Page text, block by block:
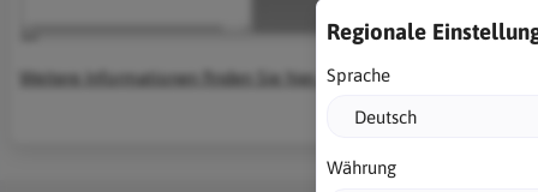
Weitere Informationen finden Sie hier...
Regionale
Sprache
Währung